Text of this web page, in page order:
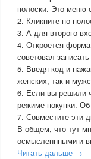
полоски. Это меню
2. Кликните по
3. А для второго
4. Откроется
советовал
5. Введя код и
женских, так и
6. Если вы решили
режиме покупки.
7. Совместите эти
В общем, что тут
осмысленнными и
Читать дальше →